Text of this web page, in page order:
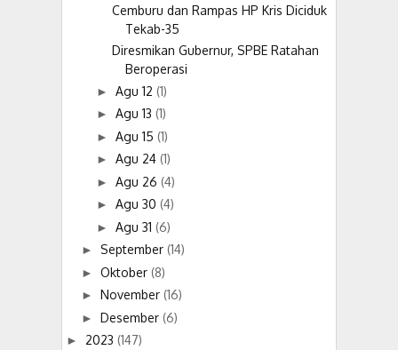
Cemburu dan Rampas HP Kris Diciduk
Tekab-35
Diresmikan Gubernur, SPBE Ratahan
Beroperasi
► Agu 12 (1)
► Agu 13 (1)
► Agu 15 (1)
► Agu 24 (1)
► Agu 26 (4)
► Agu 30 (4)
► Agu 31 (6)
► September (14)
► Oktober (8)
► November (16)
► Desember (6)
► 2023 (147)